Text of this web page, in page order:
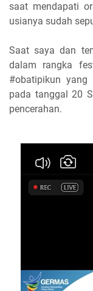
saat mendapati
usianya sudah
Saat saya dan
dalam rangka
#obatipikun
pada tanggal 20
pencerahan.